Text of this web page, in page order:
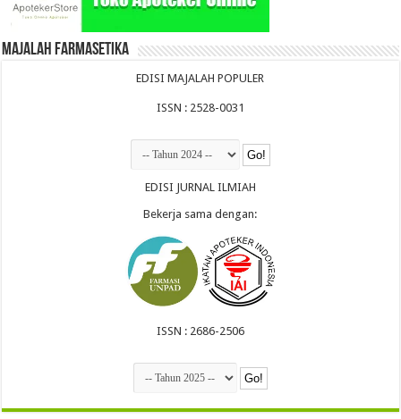
Majalah Farmasetika
EDISI MAJALAH POPULER
ISSN : 2528-0031
EDISI JURNAL ILMIAH
Bekerja sama dengan:
ISSN : 2686-2506